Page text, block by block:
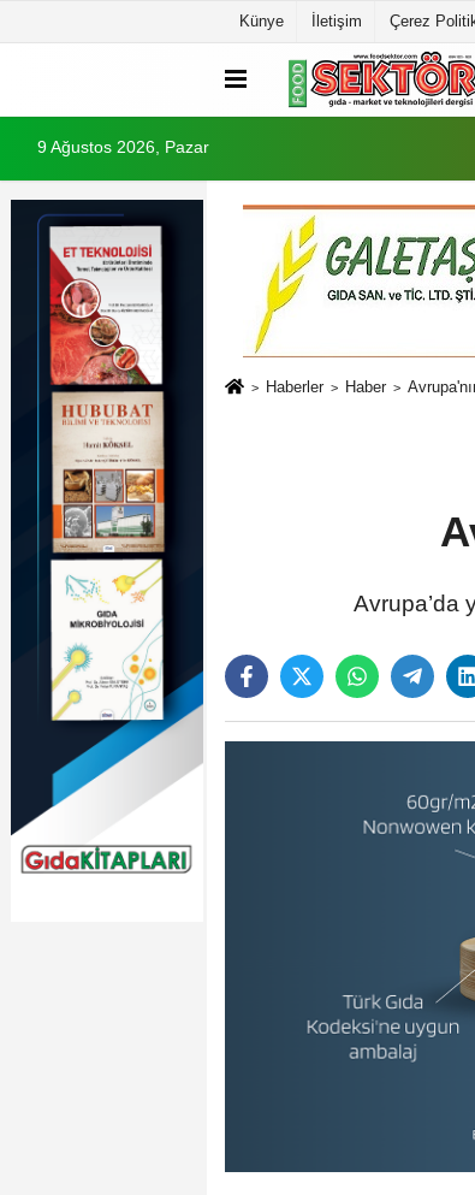
Künye İletişim Çerez
9 Ağustos 2026, Pazar
Haberler Haber
Avrupa’da